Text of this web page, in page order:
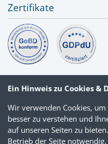
Zertifikate
Ein Hinweis zu Cookies &
Wir verwenden Cookies,
besser zu verstehen und
auf unseren Seiten zu
Betrieb der Seite